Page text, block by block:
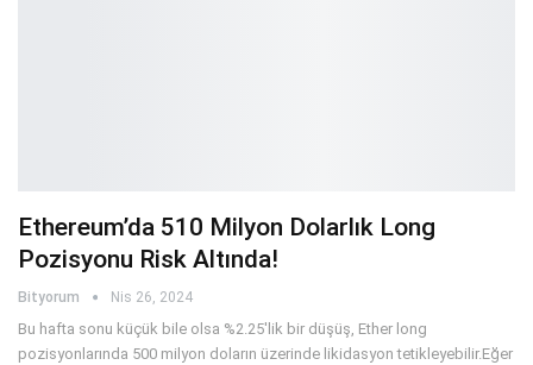
Ethereum’da 510 Milyon Dolarlık Long
Pozisyonu Risk Altında!
Bityorum Nis 26, 2024
Bu hafta sonu küçük bile olsa %2.25'lik bir düşüş, Ether long
pozisyonlarında 500 milyon doların üzerinde likidasyon tetikleyebilir.Eğer